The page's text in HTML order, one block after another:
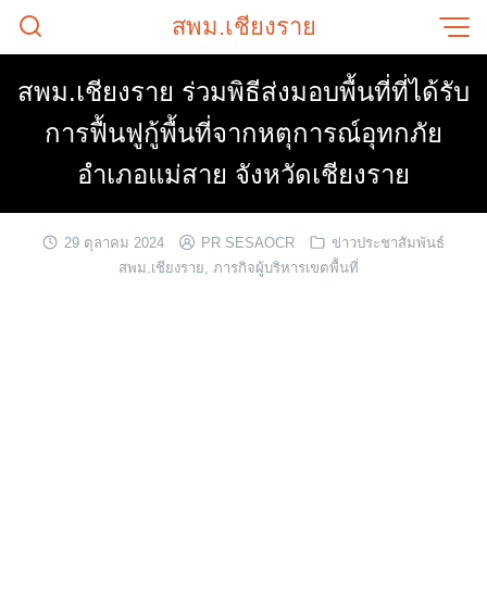
Skip
สพม.เชียงราย
สพม.เชียงราย ร่วมพิธีส่งมอบพื้นที่ที่ได้รับ
การฟื้นฟูกู้พื้นที่จากหตุการณ์อุทกภัย
อำเภอแม่สาย จังหวัดเชียงราย
29 ตุลาคม 2024 PR SESAOCR
ข่าวประชาสัมพันธ์
สพม.เชียงราย, ภารกิจผู้บริหารเขตพื้นที่